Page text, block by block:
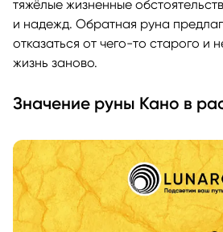
тяжёлые жизненные
и надежд. Обратная руна
отказаться от чего-то старого и
жизнь заново.
Значение руны Кано в